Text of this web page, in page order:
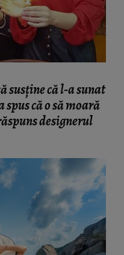
că l-a sunat
că o să moară
designerul